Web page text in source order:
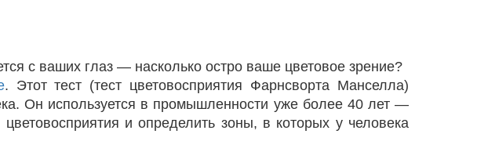
с ваших глаз — насколько остро ваше цветовое зрение?
. Этот тест (тест цветовосприятия Фарнсворта Манселла)
Он используется в промышленности уже более 40 лет —
и определить зоны, в которых у человека